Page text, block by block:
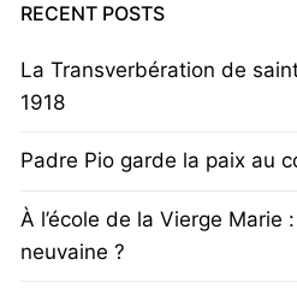
RECENT POSTS
La Transverbération de
1918
Padre Pio garde la paix au
À l’école de la Vierge Marie
neuvaine ?